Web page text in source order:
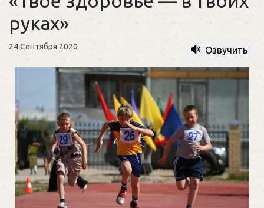
руках»
24 Сентября 2020 Озвучить